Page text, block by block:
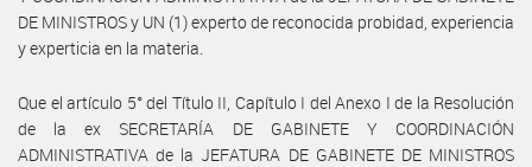
DE MINISTROS y UN (1) experto de reconocida probidad, experiencia
y experticia en la materia.
Que el artículo 5° del Título II, Capítulo I del Anexo I de la Resolución
de la ex SECRETARÍA DE GABINETE Y COORDINACIÓN
ADMINISTRATIVA de la JEFATURA DE GABINETE DE MINISTROS